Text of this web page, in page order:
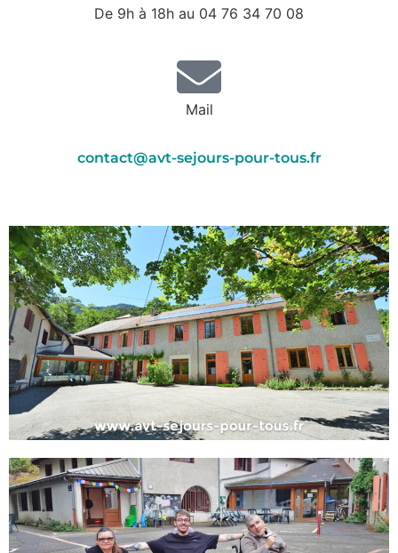
De 9h à 18h au 04 76 34 70 08
Mail
contact@avt-sejours-pour-tous.fr